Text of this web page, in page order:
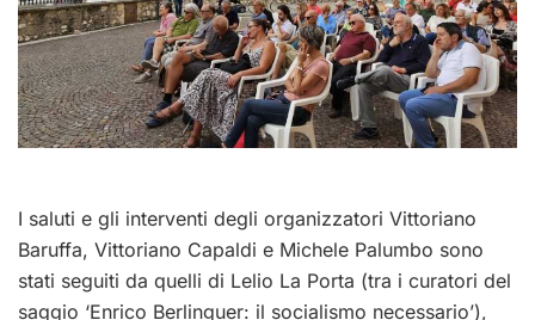
I saluti e gli interventi degli organizzatori Vittoriano
Baruffa, Vittoriano Capaldi e Michele Palumbo sono
stati seguiti da quelli di Lelio La Porta (tra i curatori del
saggio ‘Enrico Berlinguer: il socialismo necessario’),